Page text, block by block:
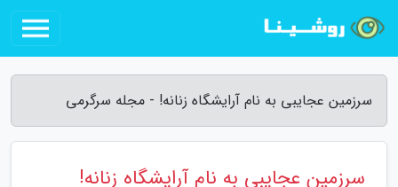
سرزمین عجایبی به نام آرایشگاه زنانه! - مجله سرگرمی
سرزمین عجایبی به نام آرایشگاه زنانه!